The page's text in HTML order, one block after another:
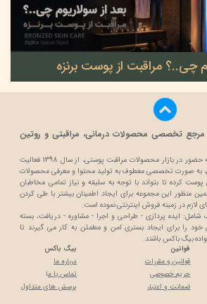
چی..؟ مراقبت از پوست برنزه
قوانین
قوانین و مقررات
حریم خصوصی
ضمانت و اعتبار
بیگ باکس
درباره ما
تماس با ما
پرسش های متداول
مرجع تخصصی محصولات درمانی، مراقبتی و روتین
بیگ باکس با تکیه بر دانش و تجربه حضور در بازار محصولات مراقبت پوستی، از سال 1398 فعالیت
به صورت تخصصی معطوف به تولید محتوا و معرفی محصولات
پوست کرده تا بتواند با توجه به سلیقه و نیاز تمامی مخاطبان
منظور این مجموعه برای ایجاد اطمینان بیشتر با طی کردن
لازم در زمینه فروش اینترنتی نموده است.
ایده پردازی - طراحی و اجرا - مشاوره - دریافت، بسته
را برای ایجاد بستری امن و مطمئن به کار می گیرند تا
بیگ باکس باشند.